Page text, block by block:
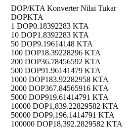
DOP/KTA Konverter Nilai Tukar
DOPKTA
1 DOP0.18392283 KTA
10 DOP1.8392283 KTA
50 DOP9.19614148 KTA
100 DOP18.39228296 KTA
200 DOP36.78456592 KTA
500 DOP91.96141479 KTA
1000 DOP183.92282958 KTA
2000 DOP367.84565916 KTA
5000 DOP919.61414791 KTA
10000 DOP1,839.22829582 KTA
50000 DOP9,196.1414791 KTA
100000 DOP18,392.2829582 KTA